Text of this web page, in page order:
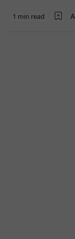
1 min read